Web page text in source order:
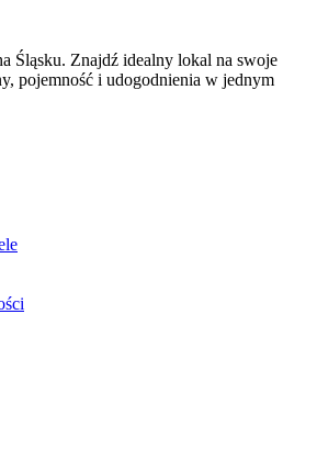
Śląsku. Znajdź idealny lokal na swoje
pojemność i udogodnienia w jednym